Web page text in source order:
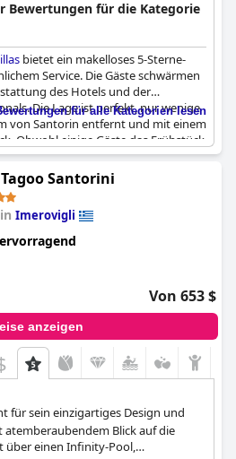
Rückzugsort.
Bewertungen für die Kategorie
bietet ein makelloses 5-Sterne-
Service. Die Gäste schwärmen
des Hotels und der
Die Lage ist perfekt, nur wenige
von Santorin entfernt und mit einem
Obwohl einige Gäste das Frühstück
dürftig empfanden, ist das Essen
seinen luxuriösen Annehmlichkeiten
& Villasein einzigartiges und
ein mukennel bir otel. Einige
dass es nicht wirklich ein 5-
Preise nicht wert. Trotz einiger
die meisten Gäste einig, dass
kann.
für alle Kategorien lesen
Santorini
Imerovigli
Von 653 $
anzeigen
für sein einzigartiges Design und
Blick auf die
über einen Infinity-Pool,